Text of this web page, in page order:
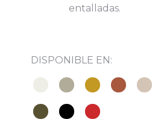
entalladas.
DISPONIBLE EN: